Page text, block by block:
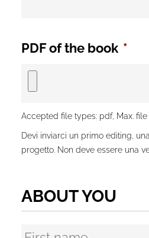
PDF of the book *
Accepted file types: pdf, Max. file
Devi inviarci un primo editing,
progetto. Non deve essere una
ABOUT YOU